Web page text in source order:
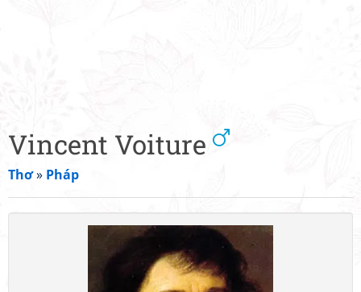
Vincent Voiture
Thơ» Pháp